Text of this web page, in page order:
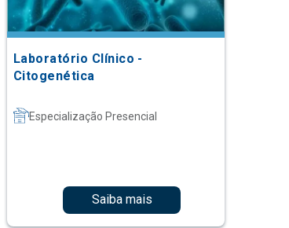
Laboratório Clínico -
Citogenética
Especialização Presencial
Saiba mais